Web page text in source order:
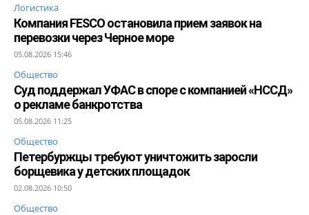
Логистика
Компания FESCO остановила прием заявок на
перевозки через Черное море
05.08.2026 15:46
Общество
Суд поддержал УФАС в споре с компанией «НССД»
о рекламе банкротства
05.08.2026 11:25
Общество
Петербуржцы требуют уничтожить заросли
борщевика у детских площадок
02.08.2026 10:50
Общество